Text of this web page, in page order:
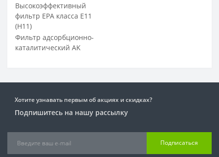
Высокоэффективный
фильтр EPA класса E11
(Н11)
Фильтр адсорбционно-
каталитический AK
Хотите узнавать первым об акциях и скидках?
Подпишитесь на нашу рассылку
Подписаться